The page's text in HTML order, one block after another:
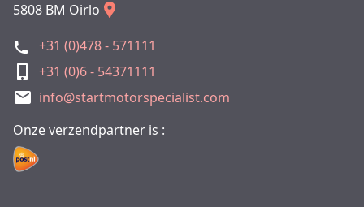
5808 BM Oirlo
+31 (0)478 - 571111
+31 (0)6 - 54371111
info@startmotorspecialist.com
Onze verzendpartner is :